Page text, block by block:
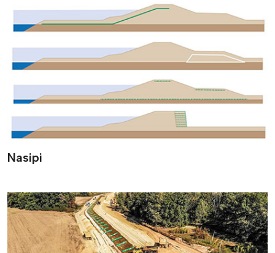
Nasipi